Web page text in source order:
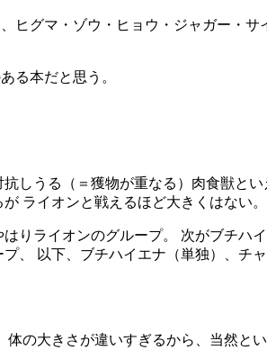
グマ・ゾウ・ヒョウ・ジャガー・
る本だと思う。
しうる（＝獲物が重なる）肉食獣と
ライオンと戦えるほど大きくはない。
ライオンのグループ。 次がブチハ
、 以下、ブチハイエナ（単独）、チ
の大きさが違いすぎるから、当然と